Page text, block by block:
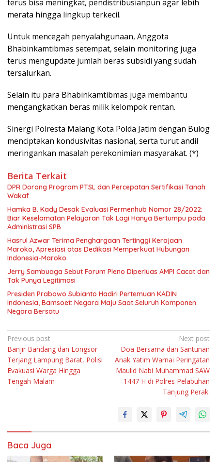
terus bisa meningkat, pendistribusianpun agar lebih
merata hingga lingkup terkecil.
Untuk mencegah penyalahgunaan, Anggota
Bhabinkamtibmas setempat, selain monitoring juga
terus mengupdate jumlah beras subsidi yang sudah
tersalurkan.
Selain itu para Bhabinkamtibmas juga membantu
mengangkatkan beras milik kelompok rentan.
Sinergi Polresta Malang Kota Polda Jatim dengan Bulog
menciptakan kondusivitas nasional, serta turut andil
meringankan masalah perekonimian masyarakat. (*)
Berita Terkait
DPR Dorong Program PTSL dan Percepatan Sertifikasi Tanah
Wakaf
Hamka B. Kady Desak Evaluasi Permenhub Nomor 28/2022:
Biar Keselamatan Pelayaran Tak Lagi Hanya Bertumpu pada
Administrasi SPB
Hasrul Azwar Terima Penghargaan Tertinggi Kerajaan
Maroko, Apresiasi atas Dedikasi Memperkuat Hubungan
Indonesia-Maroko
Jerry Sambuaga Sebut Forum Pleno Diperluas AMPI Cacat dan
Tak Punya Legitimasi
Presiden Prabowo Subianto Hadiri Pertemuan KADIN
Indonesia, Bamsoet: Negara Maju Saat Seluruh Komponen
Negara Bersatu
Navigasi
pos
Previous post
Banjir Bandang dan Longsor
Terjang Lampung Barat, Polisi
Evakuasi Warga Hingga
Tengah Malam
Next post
Doa Bersama dan Santunan
Anak Yatim Warnai Peringatan
Maulid Nabi Muhammad SAW
1447 H di Polres Pelabuhan
Tanjung Perak.
Baca Juga